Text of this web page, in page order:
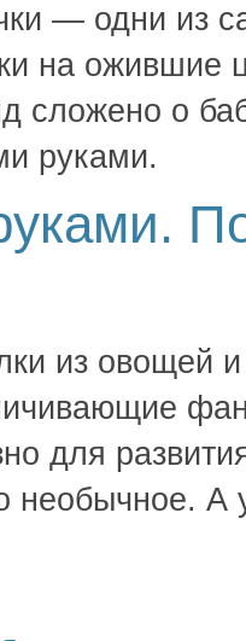
— одни из
на ожившие
сложено о
руками.
из овощей
для
необычное. А